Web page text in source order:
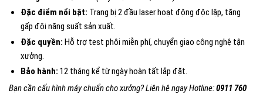
Đặc điểm nổi bật: Trang bị 2 đầu laser hoạt động độc lập, tăng
gấp đôi năng suất sản xuất.
Đặc quyền: Hỗ trợ test phôi miễn phí, chuyển giao công nghệ tận
xưởng.
Bảo hành: 12 tháng kể từ ngày hoàn tất lắp đặt.
Bạn cần cấu hình máy chuẩn cho xưởng? Liên hệ ngay Hotline:0911 760